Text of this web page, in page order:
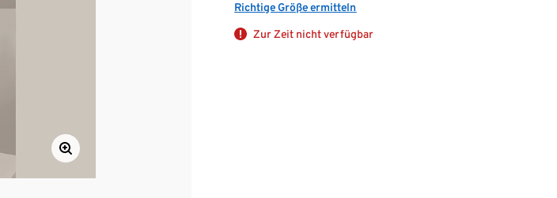
Richtige Größe ermitteln
Zur Zeit nicht verfügbar